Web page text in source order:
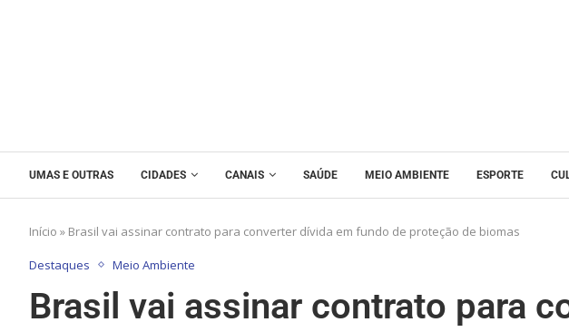
UMAS E OUTRAS CIDADES CANAIS SAÚDE MEIO AMBIENTE ESPORTE
Início » Brasil vai assinar contrato para converter dívida em fundo de proteção de biomas
Destaques Meio Ambiente
Brasil vai assinar contrato para